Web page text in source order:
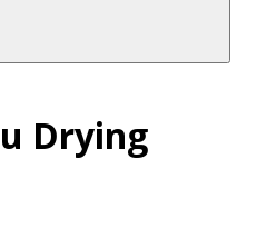
Drying